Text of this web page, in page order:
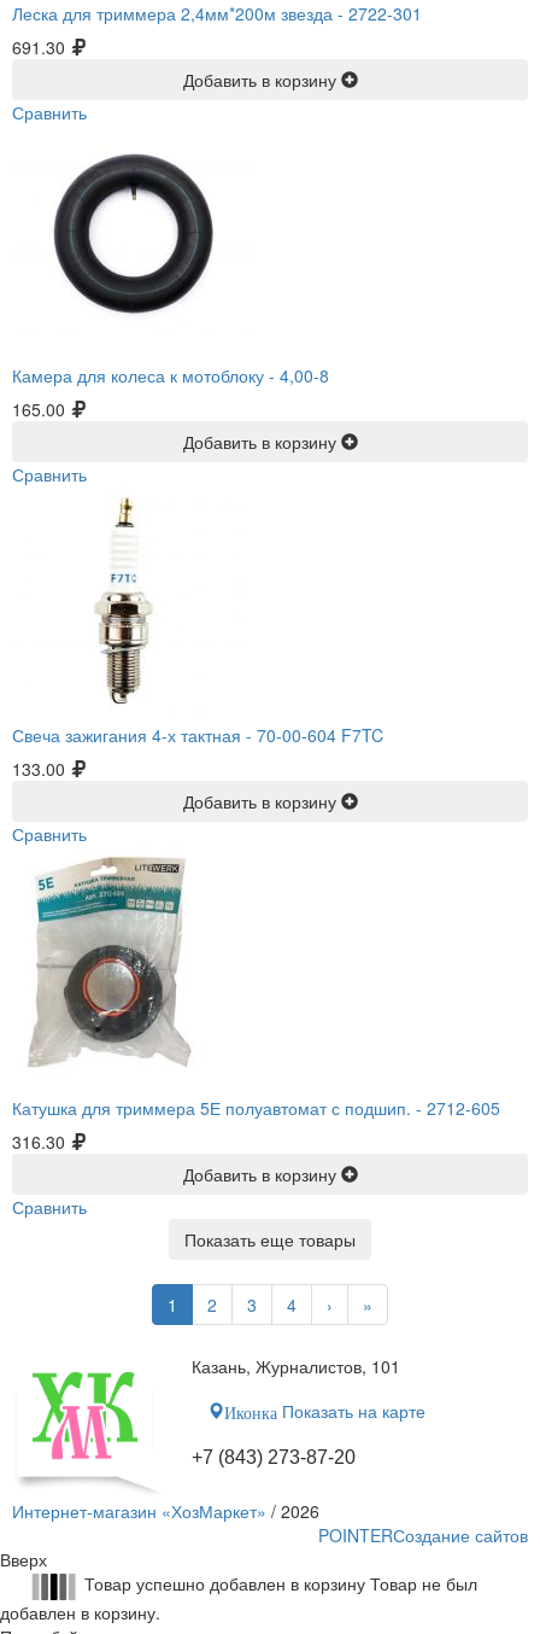
Леска для триммера 2,4мм*200м звезда - 2722-301
691.30
Добавить в корзину
Сравнить
Камера для колеса к мотоблоку - 4,00-8
165.00
Добавить в корзину
Сравнить
Свеча зажигания 4-х тактная - 70-00-604 F7TC
133.00
Добавить в корзину
Сравнить
Катушка для триммера 5Е полуавтомат с подшип. - 2712-605
316.30
Добавить в корзину
Сравнить
Показать еще товары
1 2 3 4 › »
Казань, Журналистов, 101
Иконка Показать на карте
+7 (843) 273-87-20
Интернет-магазин «ХозМаркет» / 2026
POINTERСоздание сайтов
Вверх
Товар успешно добавлен в корзину Товар не был
добавлен в корзину.